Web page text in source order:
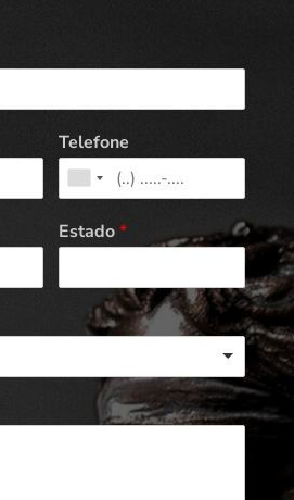
Telefone
Estado*